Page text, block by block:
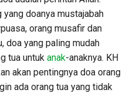
doanya mustajabah
orang musafir dan
doa yang paling mudah
tua untuk anak-anaknya. KH
akan pentingnya doa orang
ada orang tua yang tidak